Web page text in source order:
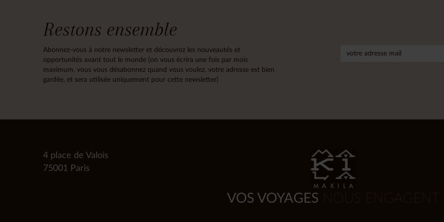
Restons ensemble
Abonnez-vous à notre newsletter et découvrez les nouveautés et
opportunités avant tout le monde (on vous écrira une fois par mois
maximum, vous vous désabonnez quand vous voulez, votre adresse est bien
gardée, et sera utilisée uniquement pour cette newsletter)
VOS VOYAGES NOUS ENGAGENT
4 place de Valois
75001 Paris